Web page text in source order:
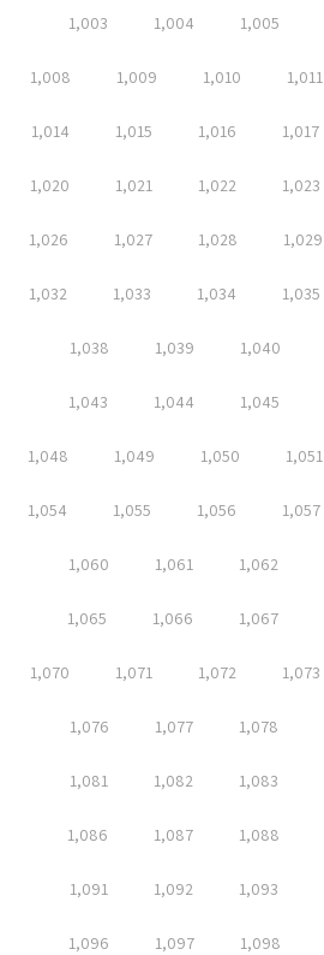
1,003 1,004 1,005
1,008 1,009 1,010 1,011
1,014 1,015 1,016 1,017
1,020 1,021 1,022 1,023
1,026 1,027 1,028 1,029
1,032 1,033 1,034 1,035
1,038 1,039 1,040
1,043 1,044 1,045
1,048 1,049 1,050 1,051
1,054 1,055 1,056 1,057
1,060 1,061 1,062
1,065 1,066 1,067
1,070 1,071 1,072 1,073
1,076 1,077 1,078
1,081 1,082 1,083
1,086 1,087 1,088
1,091 1,092 1,093
1,096 1,097 1,098